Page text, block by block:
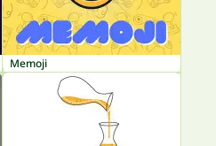
Memoji